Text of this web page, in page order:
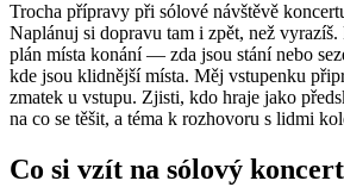
Trocha přípravy při sólové návštěvě
Naplánuj si dopravu tam i zpět, než vyrazíš.
plán místa konání — zda jsou stání nebo
kde jsou klidnější místa. Měj vstupenku
zmatek u vstupu. Zjisti, kdo hraje jako
na co se těšit, a téma k rozhovoru s lidmi
Co si vzít na sólový koncert